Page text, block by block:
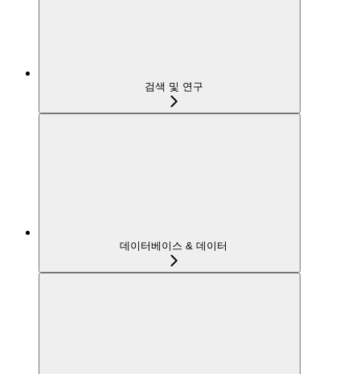
검색 및 연구
데이터베이스 & 데이터